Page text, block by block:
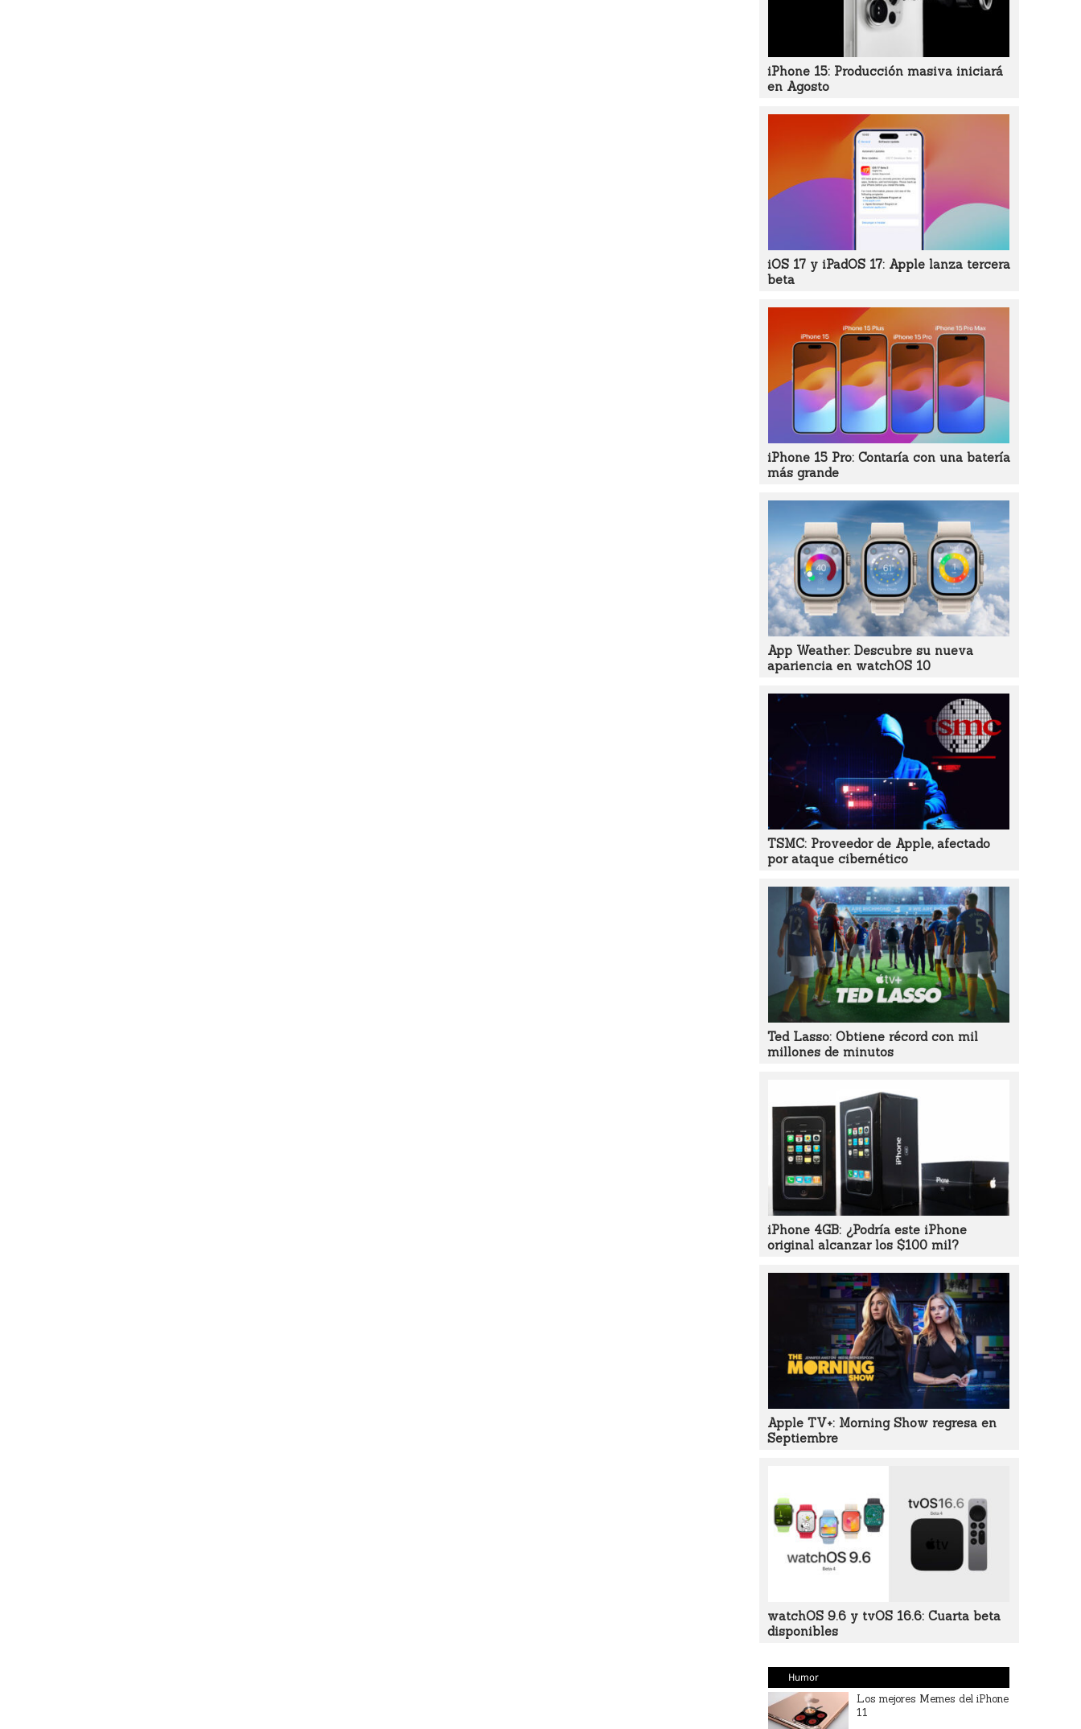
iPhone 15: Producción masiva iniciará
en Agosto
iOS 17 y iPadOS 17: Apple lanza tercera
beta
iPhone 15 Pro: Contaría con una batería
más grande
App Weather: Descubre su nueva
apariencia en watchOS 10
TSMC: Proveedor de Apple, afectado
por ataque cibernético
Ted Lasso: Obtiene récord con mil
millones de minutos
iPhone 4GB: ¿Podría este iPhone
original alcanzar los $100 mil?
Apple TV+: Morning Show regresa en
Septiembre
watchOS 9.6 y tvOS 16.6: Cuarta beta
disponibles
Humor
Los mejores Memes del iPhone
11